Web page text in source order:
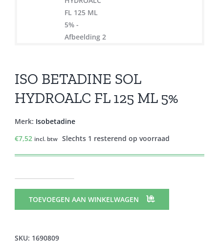
ISO BETADINE SOL
HYDROALC FL 125 ML 5%
Merk: Isobetadine
€7,52 incl. btw Slechts 1 resterend op voorraad
BETADINE
SOL
TOEVOEGEN AAN WINKELWAGEN
SKU: 1690809